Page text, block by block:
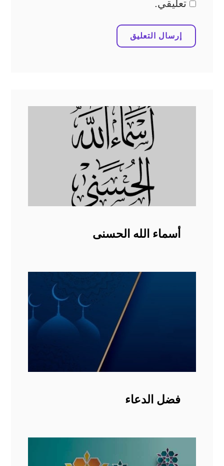
تعليقي.
أسماء الله الحسنى
فضل الدعاء